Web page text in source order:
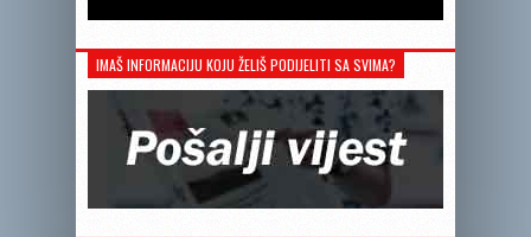
IMAŠ INFORMACIJU KOJU ŽELIŠ PODIJELITI SA SVIMA?